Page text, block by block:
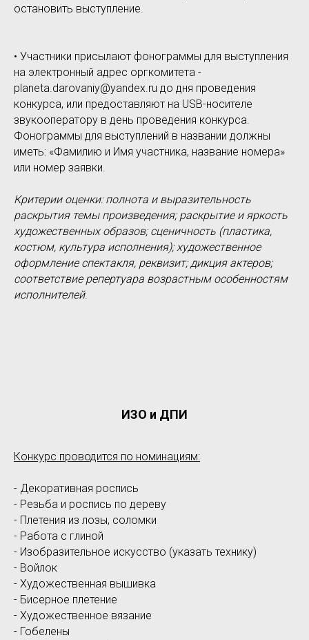
остановить выступление.
• Участники присылают фонограммы для выступления
на электронный адрес оргкомитета -
planeta.darovaniy@yandex.ru до дня проведения
конкурса, или предоставляют на USB-носителе
звукооператору в день проведения конкурса.
Фонограммы для выступлений в названии должны
иметь: «Фамилию и Имя участника, название номера»
или номер заявки.
Критерии оценки: полнота и выразительность
раскрытия темы произведения; раскрытие и яркость
художественных образов; сценичность (пластика,
костюм, культура исполнения); художественное
оформление спектакля, реквизит; дикция актеров;
соответствие репертуара возрастным особенностям
исполнителей.
ИЗО и ДПИ
Конкурс проводится по номинациям:
- Декоративная роспись
- Резьба и роспись по дереву
- Плетения из лозы, соломки
- Работа с глиной
- Изобразительное искусство (указать технику)
- Войлок
- Художественная вышивка
- Бисерное плетение
- Художественное вязание
- Гобелены